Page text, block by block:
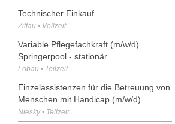
Technischer Einkauf
Zittau • Vollzeit
Variable Pflegefachkraft (m/w/d)
Springerpool - stationär
Löbau • Teilzeit
Einzelassistenzen für die Betreuung von
Menschen mit Handicap (m/w/d)
Niesky • Teilzeit